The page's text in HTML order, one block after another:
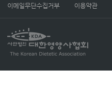
이메일무단수집거부 이용약관